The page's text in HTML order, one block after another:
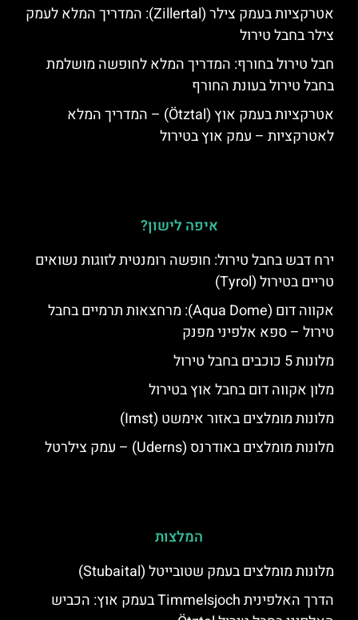
אטרקציות בעמק צילר (Zillertal): המדריך המלא לעמק
צילר בחבל טירול
חבל טירול בחורף: המדריך המלא לחופשה מושלמת
בחבל טירול בעונת החורף
אטרקציות בעמק אוץ (Ötztal) – המדריך המלא
לאטרקציות – עמק אוץ בטירול
איפה לישון?
ירח דבש בחבל טירול: חופשה רומנטית לזוגות נשואים
טריים בטירול (Tyrol)
אקווה דום (Aqua Dome): מרחצאות תרמיים בחבל
טירול – ספא אלפיני מפנק
מלונות 5 כוכבים בחבל טירול
מלון אקווה דום בחבל אוץ בטירול
מלונות מומלצים באזור אימשט (Imst)
מלונות מומלצים באודרנס (Uderns) – עמק צילרטל
המלצות
מלונות מומלצים בעמק שטובייטל (Stubaital)
הדרך האלפינית Timmelsjoch בעמק אוץ: הכביש